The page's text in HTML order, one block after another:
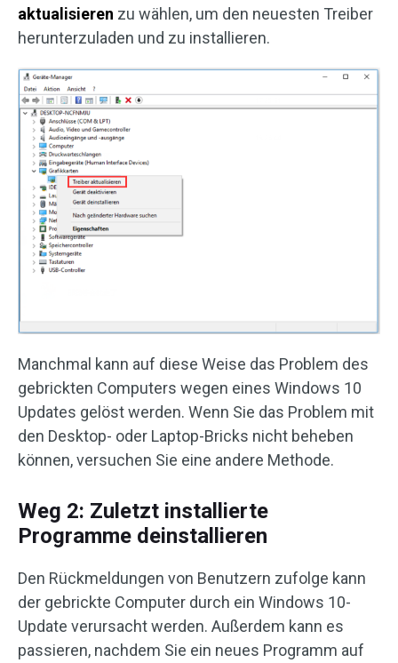
aktualisieren zu wählen, um den neuesten Treiber
herunterzuladen und zu installieren.
Manchmal kann auf diese Weise das Problem des
gebrickten Computers wegen eines Windows 10
Updates gelöst werden. Wenn Sie das Problem mit
den Desktop- oder Laptop-Bricks nicht beheben
können, versuchen Sie eine andere Methode.
Weg 2: Zuletzt installierte
Programme deinstallieren
Den Rückmeldungen von Benutzern zufolge kann
der gebrickte Computer durch ein Windows 10-
Update verursacht werden. Außerdem kann es
passieren, nachdem Sie ein neues Programm auf